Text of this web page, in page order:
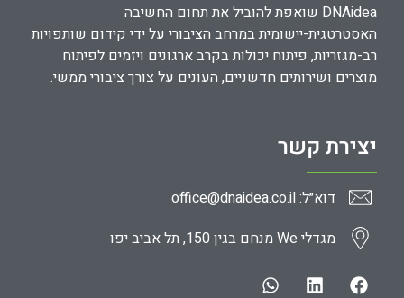
DNAidea שואפת להוביל את תחום החשיבה
האסטרטגית-יישומית במרחב הציבורי על ידי קידום שותפויות
רב-מגזריות, פיתוח יכולות בקרב ארגונים ויזמים לפיתוח
מוצרים ושירותים חדשניים, העונים על צורך ציבורי ממשי.
יצירת קשר
דוא״ל: office@dnaidea.co.il
מגדלי We מנחם בגין 150, תל אביב יפו